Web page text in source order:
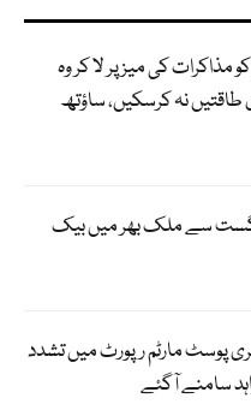
مذاکرات کی میز پر لا کر وہ
طاقتیں نہ کرسکیں، ساؤتھ
اسلامی کا 16 اگست سے ملک بھر میں بیک
پوسٹ مارٹم رپورٹ میں تشدد
سامنے آگئے